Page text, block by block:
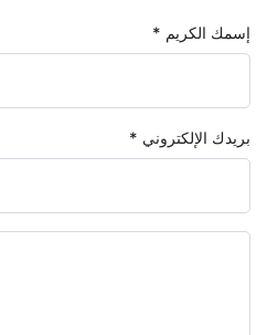
إسمك الكريم *
بريدك الإلكتروني *